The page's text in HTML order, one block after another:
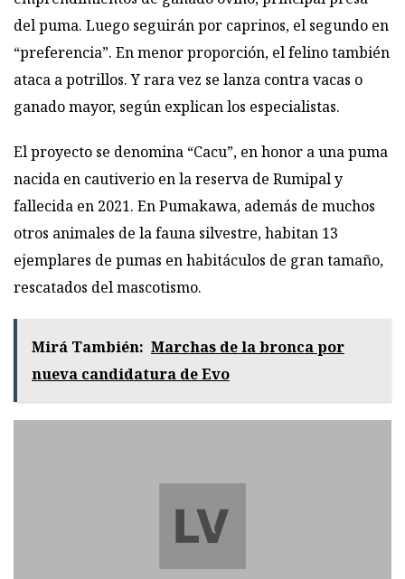
del puma. Luego seguirán por caprinos, el segundo en
“preferencia”. En menor proporción, el felino también
ataca a potrillos. Y rara vez se lanza contra vacas o
ganado mayor, según explican los especialistas.
El proyecto se denomina “Cacu”, en honor a una puma
nacida en cautiverio en la reserva de Rumipal y
fallecida en 2021. En Pumakawa, además de muchos
otros animales de la fauna silvestre, habitan 13
ejemplares de pumas en habitáculos de gran tamaño,
rescatados del mascotismo.
Mirá También: Marchas de la bronca por
nueva candidatura de Evo